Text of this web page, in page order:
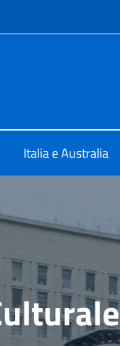
Italia e Australia